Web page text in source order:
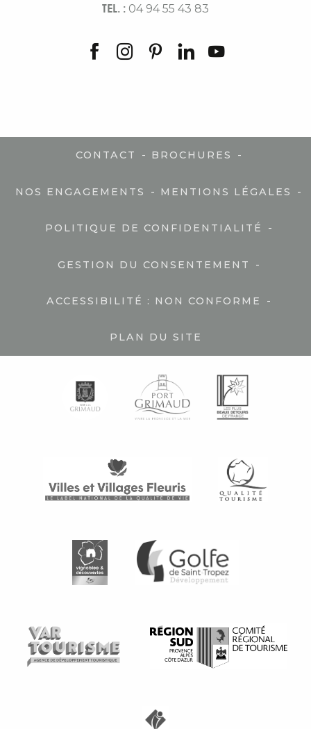
TEL. : 04 94 55 43 83
CONTACT - BROCHURES -
NOS ENGAGEMENTS - MENTIONS LÉGALES -
POLITIQUE DE CONFIDENTIALITÉ -
GESTION DU CONSENTEMENT -
ACCESSIBILITÉ : NON CONFORME -
PLAN DU SITE